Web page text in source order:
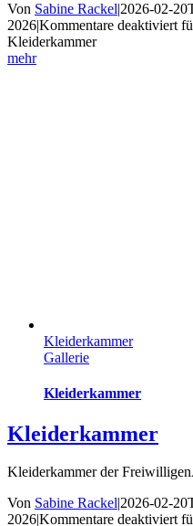
Von Sabine Rackel|2026-02-
2026|Kommentare deaktiviert
Kleiderkammer
mehr
Kleiderkammer
Gallerie
Kleiderkammer
Kleiderkammer
Kleiderkammer der
Von Sabine Rackel|2026-02-
2026|Kommentare deaktiviert